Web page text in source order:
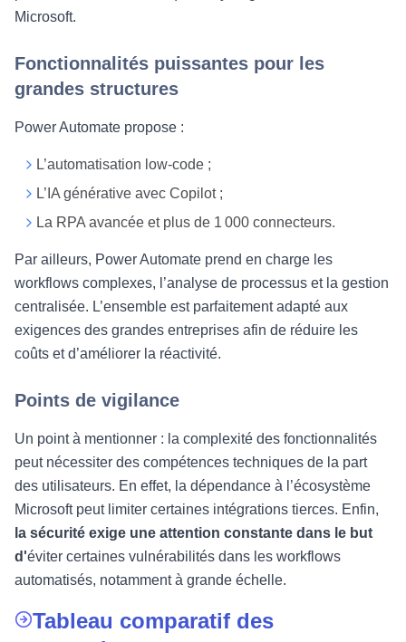
Microsoft.
Fonctionnalités puissantes pour les
grandes structures
Power Automate propose :
L’automatisation low-code ;
L’IA générative avec Copilot ;
La RPA avancée et plus de 1 000 connecteurs.
Par ailleurs, Power Automate prend en charge les
workflows complexes, l’analyse de processus et la gestion
centralisée. L’ensemble est parfaitement adapté aux
exigences des grandes entreprises afin de réduire les
coûts et d’améliorer la réactivité.
Points de vigilance
Un point à mentionner : la complexité des fonctionnalités
peut nécessiter des compétences techniques de la part
des utilisateurs. En effet, la dépendance à l’écosystème
Microsoft peut limiter certaines intégrations tierces. Enfin,
la sécurité exige une attention constante dans le but
d'éviter certaines vulnérabilités dans les workflows
automatisés, notamment à grande échelle.
Tableau comparatif des